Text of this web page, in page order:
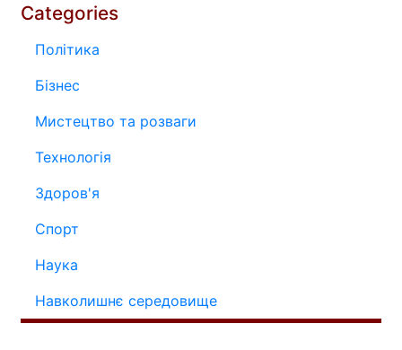
Categories
Політика
Бізнес
Мистецтво та розваги
Технологія
Здоров'я
Спорт
Наука
Навколишнє середовище